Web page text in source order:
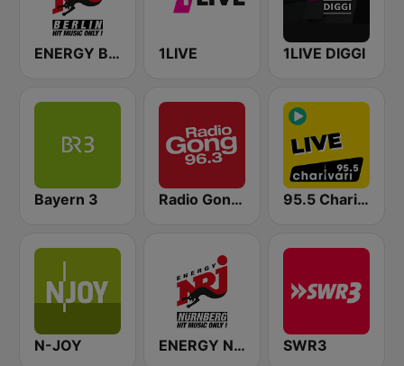
ENERGY Berlin 1LIVE 1LIVE DIGGI
Bayern 3 Radio Gong 96.3 FM 95.5 Charivari - Live
N-JOY ENERGY Nürnberg SWR3